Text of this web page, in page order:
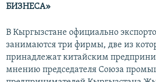
БИЗНЕСА»​
В Кыргызстане официально
занимаются три фирмы, две из
принадлежат китайским
мнению председателя Союза